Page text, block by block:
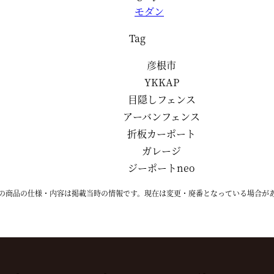
モダン
Tag
彦根市
YKKAP
目隠しフェンス
アーバンフェンス
折板カーポート
ガレージ
ジーポートneo
品の仕様・内容は掲載当時の情報です。現在は変更・廃番となっている場合があ